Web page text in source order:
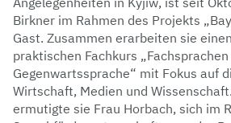
Birkner im Rahmen des Projekts
Gast. Zusammen erarbeiten sie
praktischen Fachkurs
Gegenwartssprache“ mit Fokus auf
Wirtschaft, Medien und
ermutigte sie Frau Horbach, sich im